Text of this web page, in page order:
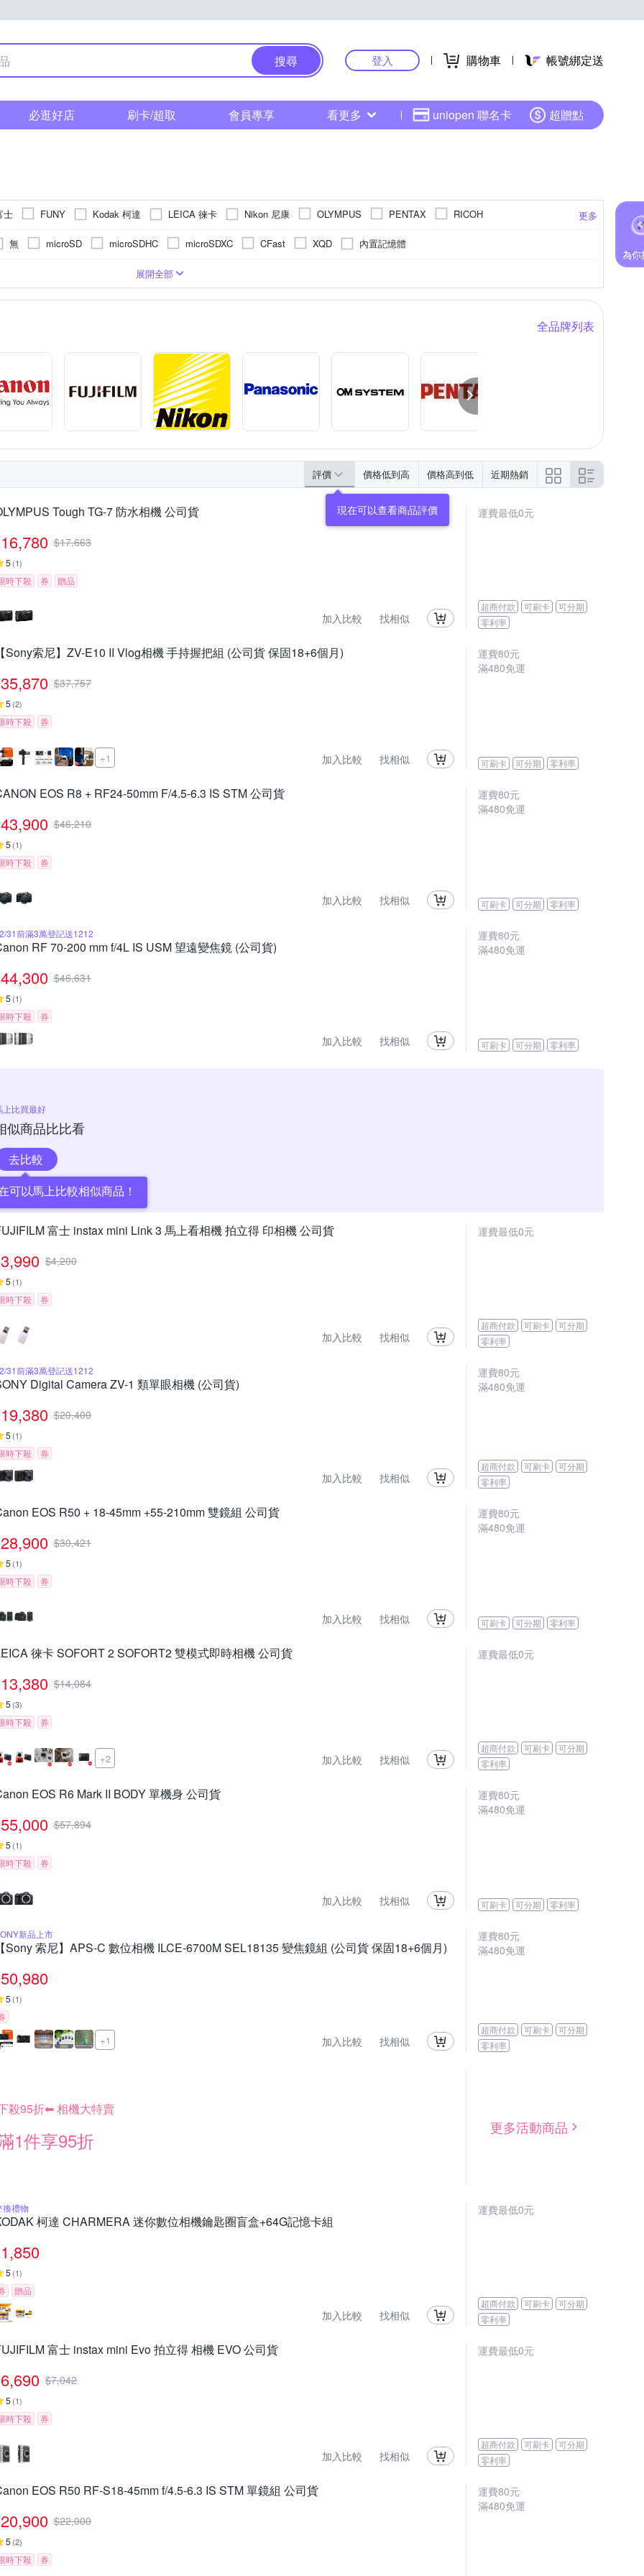
搜尋 登入 購物車 帳號綁定送
必逛好店 刷卡/超取 會員專享 看更多 uniopen 聯名卡 超贈點
更多
士 FUNY Kodak 柯達 LEICA 徠卡 Nikon 尼康 OLYMPUS PENTAX
RICOH
尼
SAMYANG 其他品牌
無 microSD microSDHC microSDXC CFast XQD
內置記憶體
TFT LCD拍立得
1/2.3吋 CMOS
3001萬~5000萬像素
無
展開全部
全品牌列表
評價 價格低到高 價格高到低 近期熱銷
Tough TG-7 防水相機 公司貨
16,780 $17,663
5 (1)
時下殺 券 贈品
加入比較 找相似
運費最低0元
超商付款 可刷卡
可分期
零利率
Sony索尼】ZV-E10 II Vlog相機 手持握把組 (公司貨 保固18+6個月)
35,870 $37,757
5 (2)
時下殺 券
+1 加入比較 找相似
運費80元
滿480免運
可刷卡 可分期 零利率
EOS R8 + RF24-50mm F/4.5-6.3 IS STM 公司貨
43,900 $46,210
5 (1)
時下殺 券
加入比較 找相似
運費80元
滿480免運
可刷卡 可分期 零利率
31前滿3萬登記送1212
RF 70-200 mm f/4L IS USM 望遠變焦鏡 (公司貨)
44,300 $46,631
5 (1)
時下殺 券
加入比較 找相似
運費80元
滿480免運
可刷卡 可分期 零利率
上比買最好
似商品比比看
去比較
可以馬上比較相似商品！
富士 instax mini Link 3 馬上看相機 拍立得 印相機 公司貨
3,990 $4,200
5 (1)
時下殺 券
加入比較 找相似
運費最低0元
超商付款 可刷卡
可分期
零利率
31前滿3萬登記送1212
Digital Camera ZV-1 類單眼相機 (公司貨)
19,380 $20,400
5 (1)
時下殺 券
加入比較 找相似
運費80元
滿480免運
超商付款 可刷卡
可分期
零利率
EOS R50 + 18-45mm +55-210mm 雙鏡組 公司貨
28,900 $30,421
5 (1)
時下殺 券
加入比較 找相似
運費80元
滿480免運
可刷卡 可分期 零利率
徠卡 SOFORT 2 SOFORT2 雙模式即時相機 公司貨
13,380 $14,084
5 (3)
時下殺 券
+2 加入比較 找相似
運費最低0元
超商付款 可刷卡
可分期
零利率
EOS R6 Mark II BODY 單機身 公司貨
55,000 $57,894
5 (1)
時下殺 券
加入比較 找相似
運費80元
滿480免運
可刷卡 可分期 零利率
新品上市
Sony 索尼】APS-C 數位相機 ILCE-6700M SEL18135 變焦鏡組 (公司貨 保固18+6個月)
50,980
5 (1)
+1 加入比較 找相似
運費80元
滿480免運
超商付款 可刷卡
可分期
零利率
殺95折⬅︎ 相機大特賣
1件享95折
更多活動商品
換禮物
柯達 CHARMERA 迷你數位相機鑰匙圈盲盒+64G記憶卡組
1,850
5 (1)
贈品
加入比較 找相似
運費最低0元
超商付款 可刷卡
可分期
零利率
富士 instax mini Evo 拍立得 相機 EVO 公司貨
6,690 $7,042
5 (1)
時下殺 券
加入比較 找相似
運費最低0元
超商付款 可刷卡
可分期
零利率
EOS R50 RF-S18-45mm f/4.5-6.3 IS STM 單鏡組 公司貨
20,900 $22,000
5 (2)
時下殺 券
運費80元
滿480免運